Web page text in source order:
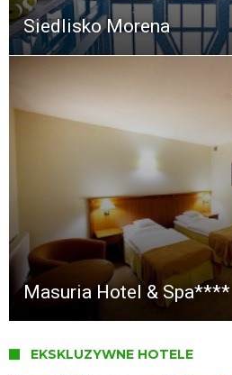
Siedlisko Morena
Masuria Hotel & Spa****
EKSKLUZYWNE HOTELE